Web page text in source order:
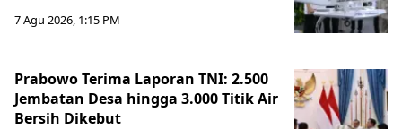
7 Agu 2026, 1:15 PM
Prabowo Terima Laporan TNI: 2.500
Jembatan Desa hingga 3.000 Titik Air
Bersih Dikebut